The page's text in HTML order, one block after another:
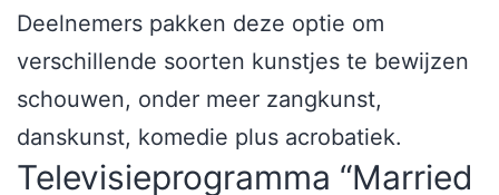
Deelnemers pakken deze optie om
verschillende soorten kunstjes te bewijzen
schouwen, onder meer zangkunst,
danskunst, komedie plus acrobatiek.
Televisieprogramma “Married